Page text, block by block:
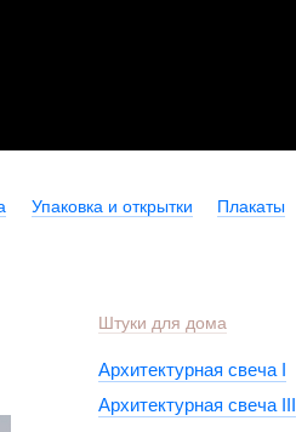
Упаковка и открытки Плакаты
Штуки для дома
Архитектурная свеча I
Архитектурная свеча III